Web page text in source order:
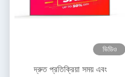
ভিডিও
দ্রুত প্রতিক্রিয়া সময় এবং